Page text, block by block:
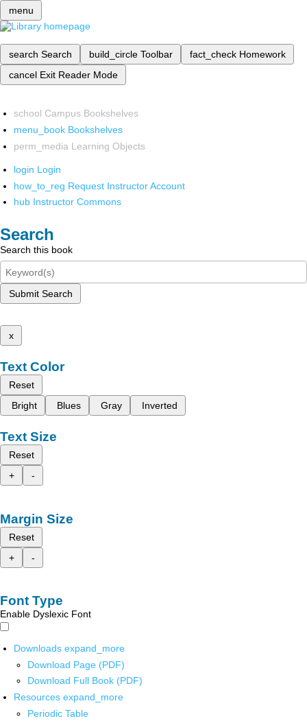
menu
search Search build_circle Toolbar fact_check Homework
cancel Exit Reader Mode
school Campus Bookshelves
menu_book Bookshelves
perm_media Learning Objects
login Login
how_to_reg Request Instructor Account
hub Instructor Commons
Search
Search this book
Submit Search
x
Text Color
Reset
Bright
Blues Gray Inverted
Text Size
Reset
+
-
Margin Size
Reset
+
-
Font Type
Enable Dyslexic Font
Downloads expand_more
Download Page (PDF)
Download Full Book (PDF)
Resources expand_more
Periodic Table